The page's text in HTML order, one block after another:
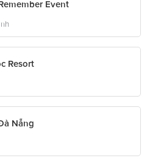
Event
Resort
Nẵng